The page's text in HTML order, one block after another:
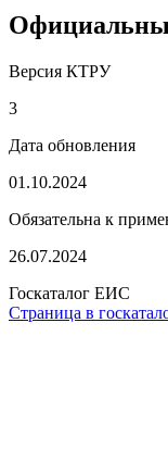
Версия КТРУ
3
Дата обновления
01.10.2024
Обязательна к
26.07.2024
Госкаталог ЕИС
Страница в